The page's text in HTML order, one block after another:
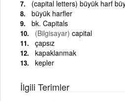
(capital letters) büyük harf
büyük harfler
bk. Capitals
(Bilgisayar) capital
çapsız
kapaklanmak
kepler
İlgili Terimler